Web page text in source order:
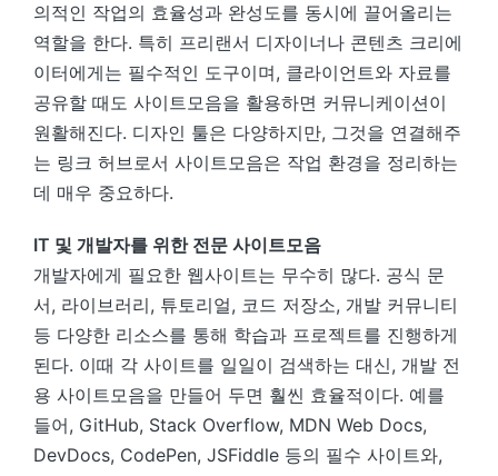
의적인 작업의 효율성과 완성도를 동시에 끌어올리는
역할을 한다. 특히 프리랜서 디자이너나 콘텐츠 크리에
이터에게는 필수적인 도구이며, 클라이언트와 자료를
공유할 때도 사이트모음을 활용하면 커뮤니케이션이
원활해진다. 디자인 툴은 다양하지만, 그것을 연결해주
는 링크 허브로서 사이트모음은 작업 환경을 정리하는
데 매우 중요하다.
IT 및 개발자를 위한 전문 사이트모음
개발자에게 필요한 웹사이트는 무수히 많다. 공식 문
서, 라이브러리, 튜토리얼, 코드 저장소, 개발 커뮤니티
등 다양한 리소스를 통해 학습과 프로젝트를 진행하게
된다. 이때 각 사이트를 일일이 검색하는 대신, 개발 전
용 사이트모음을 만들어 두면 훨씬 효율적이다. 예를
들어, GitHub, Stack Overflow, MDN Web Docs,
DevDocs, CodePen, JSFiddle 등의 필수 사이트와,